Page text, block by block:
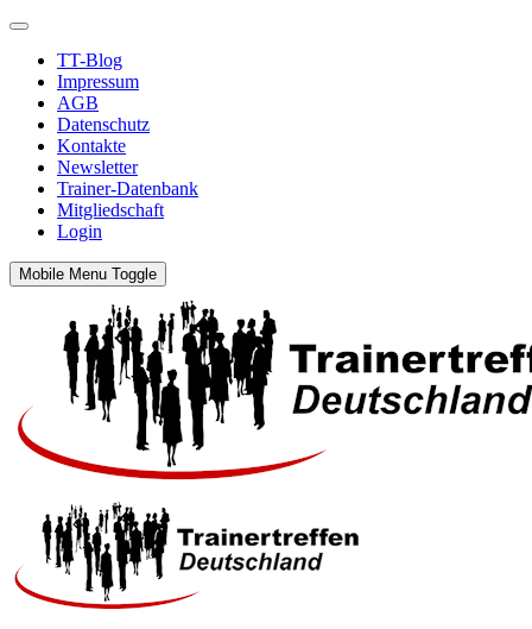
TT-Blog
Impressum
AGB
Datenschutz
Kontakte
Newsletter
Trainer-Datenbank
Mitgliedschaft
Login
Mobile Menu Toggle